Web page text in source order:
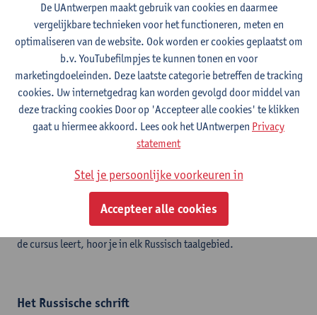
andere volkeren uit het GOS (Gemenebest van Onafhankelijke
Staten). Vermits het Russisch verwant is aan het Nederlands
(beide talen zijn Indo-Europees), zijn er heel wat
overeenkomsten in woordenschat. De grammatica verschilt
echter sterk, met o.a. een specifiek werkwoordensysteem,
naamvalsverbuigingen en de afwezigheid van lidwoorden.
aangeboden?
De cursus besteedt aandacht aan zowel formeel als informeel
taalgebruik. Een van de voordelen van het Russisch is dat de taal
geen dialecten kent zoals het Nederlands: het Russisch dat je in
de cursus leert, hoor je in elk Russisch taalgebied.
Het Russische schrift
De UAntwerpen maakt gebruik van cookies en daarmee
vergelijkbare technieken voor het functioneren, meten en
optimaliseren van de website. Ook worden er cookies geplaatst om
b.v. YouTubefilmpjes te kunnen tonen en voor
marketingdoeleinden. Deze laatste categorie betreffen de tracking
cookies. Uw internetgedrag kan worden gevolgd door middel van
deze tracking cookies Door op 'Accepteer alle cookies' te klikken
gaat u hiermee akkoord. Lees ook het UAntwerpen Privacy
statement
Stel je persoonlijke voorkeuren in
Accepteer alle cookies